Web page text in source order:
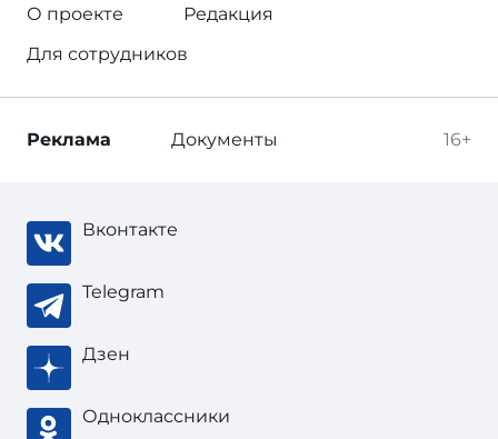
О проекте
Редакция
Для сотрудников
16+
Реклама Документы
Вконтакте
Telegram
Дзен
Одноклассники